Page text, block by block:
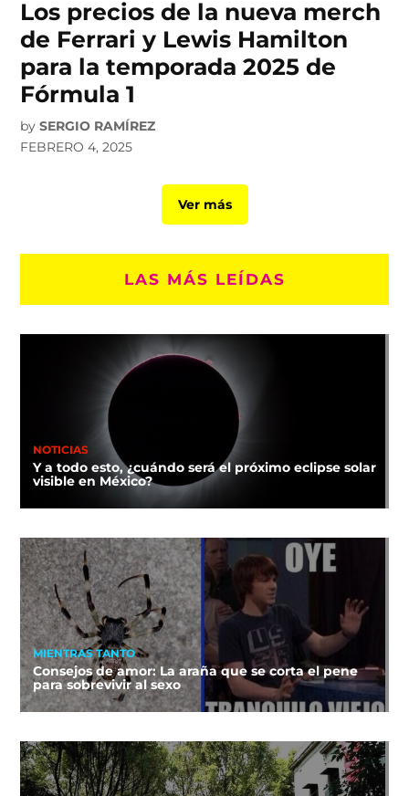
Los precios de la nueva merch
de Ferrari y Lewis Hamilton
para la temporada 2025 de
Fórmula 1
by SERGIO RAMÍREZ
FEBRERO 4, 2025
Ver más
LAS MÁS LEÍDAS
NOTICIAS
Y a todo esto, ¿cuándo será el próximo eclipse solar
visible en México?
MIENTRAS TANTO
Consejos de amor: La araña que se corta el pene
para sobrevivir al sexo